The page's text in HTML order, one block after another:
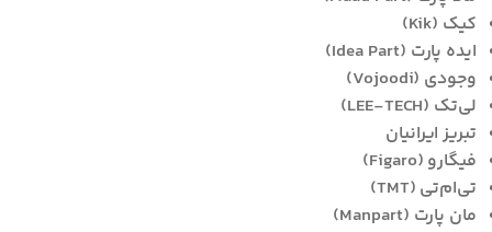
کیک (Kik)
ایده پارت (Idea Part)
وجودی (Vojoodi)
لی‌تک (LEE-TECH)
تبریز ایرانیان
فیگارو (Figaro)
تی‌ام‌تی (TMT)
مان پارت (Manpart)